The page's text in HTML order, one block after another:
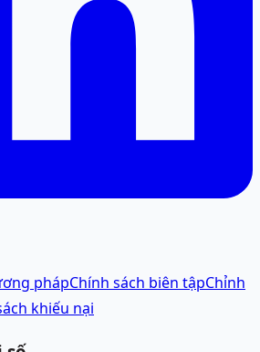
phápChính sách biên tậpChỉnh
khiếu nại